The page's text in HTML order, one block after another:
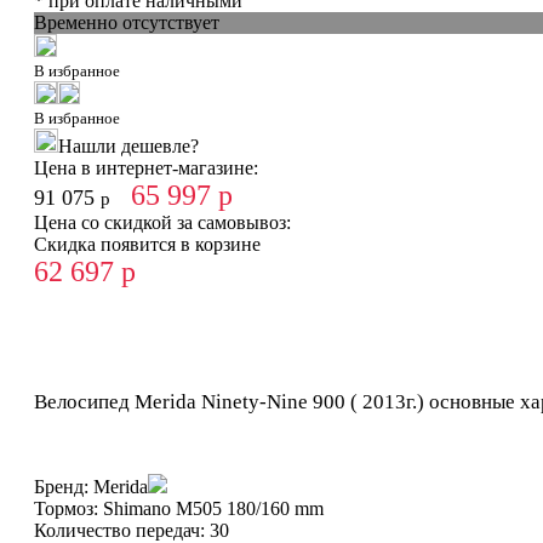
Временно отсутствует
В избранное
В избранное
Нашли дешевле?
Цена в интернет-магазине:
91 075 р 65 997 р
Цена со скидкой за самовывоз:
Скидка появится в корзине
62 697 р
Велосипед Merida Ninety-Nine 900 ( 2013г.) основные
Бренд: Merida
Тормоз: Shimano M505 180/160 mm
Количество передач: 30